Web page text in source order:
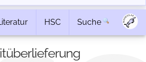
HSC Suche